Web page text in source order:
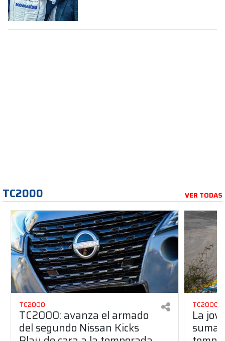
TC2000 VER TODAS
TC2000
TC2000: avanza el armado
del segundo Nissan Kicks
TC2000
La
suma